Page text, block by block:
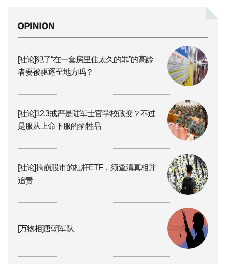
[社论]犯了“在一套房里住太久的罪”的高龄
者要被驱逐至地方吗？
[社论]12.3戒严是陆军士官学校政变？不过
是服从上命下服的牺牲品
[社论]搞崩股市的杠杆ETF，须查清真相并
追责
[万物相]唐朝军队